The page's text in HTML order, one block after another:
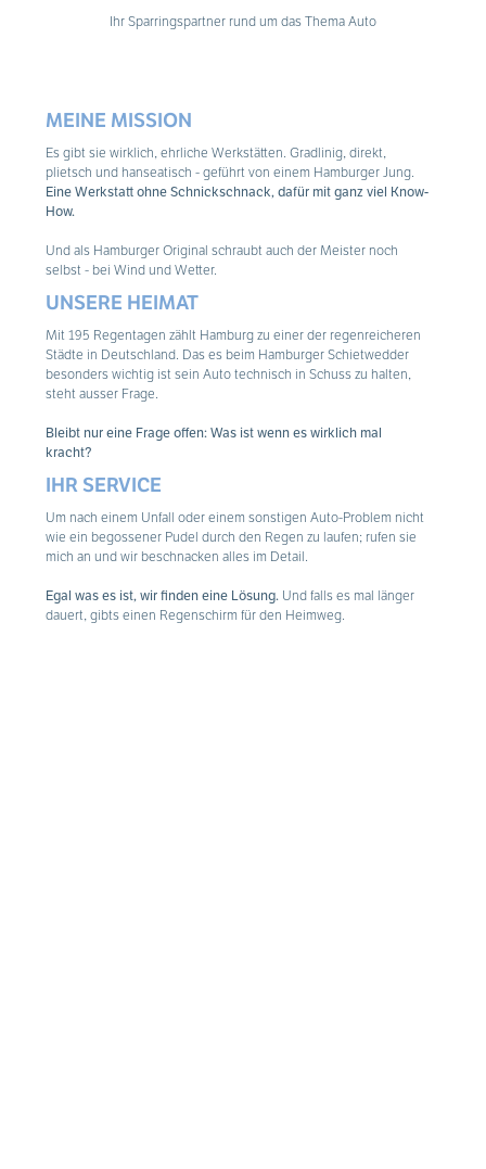
Ihr Sparringspartner rund um das Thema Auto
MEINE MISSION
Es gibt sie wirklich, ehrliche Werkstätten. Gradlinig, direkt,
plietsch und hanseatisch - geführt von einem Hamburger Jung.
Eine Werkstatt ohne Schnickschnack, dafür mit ganz viel Know-
How.
Und als Hamburger Original schraubt auch der Meister noch
selbst - bei Wind und Wetter.
UNSERE HEIMAT
Mit 195 Regentagen zählt Hamburg zu einer der regenreicheren
Städte in Deutschland. Das es beim Hamburger Schietwedder
besonders wichtig ist sein Auto technisch in Schuss zu halten,
steht ausser Frage.
Bleibt nur eine Frage offen: Was ist wenn es wirklich mal
kracht?
IHR SERVICE
Um nach einem Unfall oder einem sonstigen Auto-Problem nicht
wie ein begossener Pudel durch den Regen zu laufen; rufen sie
mich an und wir beschnacken alles im Detail.
Egal was es ist, wir finden eine Lösung. Und falls es mal länger
dauert, gibts einen Regenschirm für den Heimweg.